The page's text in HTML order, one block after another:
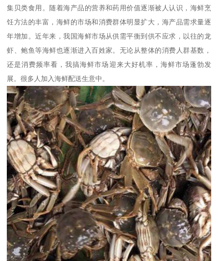
集贝类食用。随着海产品的营养和药用价值逐渐被人认识，海鲜烹
饪方法的丰富，海鲜的市场和消费群体明显扩大，海产品需求量逐
年增加。近年来，我国海鲜市场从供需平衡到供不应求，以往的龙
虾、鲍鱼等海鲜也逐渐进入百姓家。无论从整体的消费人群基数，
还是消费频率看，我搞海鲜市场迎来大好机率，海鲜市场蓬勃发
展。很多人加入海鲜配送生意中。